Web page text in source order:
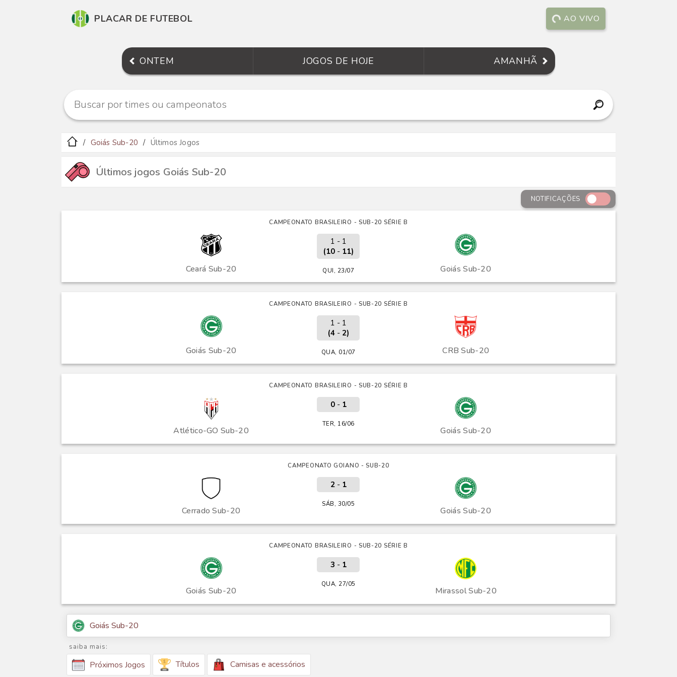
PLACAR DE FUTEBOL AO VIVO
ONTEM JOGOS DE HOJE AMANHÃ
Goiás Sub-20 Últimos Jogos
Últimos jogos Goiás Sub-20
NOTIFICAÇÕES
CAMPEONATO BRASILEIRO - SUB-20 SÉRIE B
Ceará Sub-20 Goiás Sub-20
1 - 1
(10- 11)
QUI, 23/07
CAMPEONATO BRASILEIRO - SUB-20 SÉRIE B
Goiás Sub-20 CRB Sub-20
1 - 1
(4- 2)
QUA, 01/07
CAMPEONATO BRASILEIRO - SUB-20 SÉRIE B
Atlético-GO Sub-20 Goiás Sub-20
0- 1
TER, 16/06
CAMPEONATO GOIANO - SUB-20
Cerrado Sub-20 Goiás Sub-20
2- 1
SÁB, 30/05
CAMPEONATO BRASILEIRO - SUB-20 SÉRIE B
Goiás Sub-20 Mirassol Sub-20
3 - 1
QUA, 27/05
Goiás Sub-20
saiba mais:
Próximos Jogos Títulos Camisas e acessórios